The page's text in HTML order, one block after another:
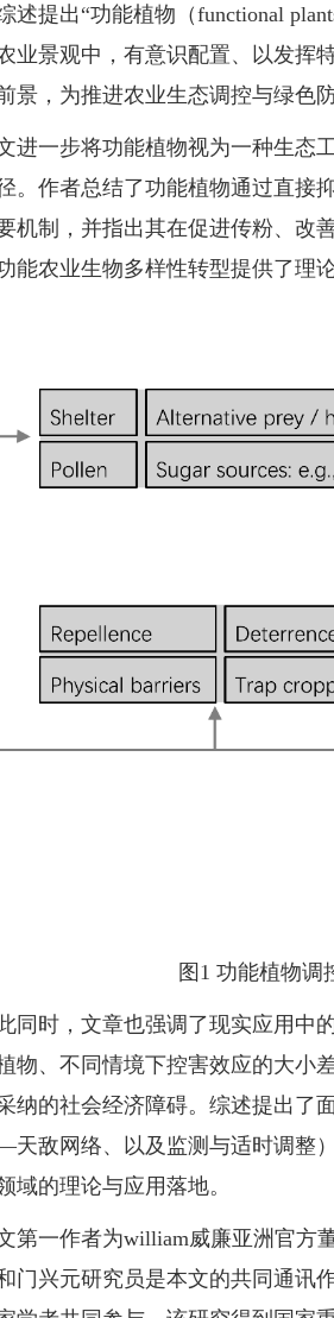
述提出“功能植物（functional
业景观中，有意识配置、以发挥
景，为推进农业生态调控与绿色
步将功能植物视为一种生态工
。作者总结了功能植物通过直接
机制，并指出其在促进传粉、改
能农业生物多样性转型提供了理论
图1 功能植物调
，文章也强调了现实应用中的
物、不同情境下控害效应的大小
纳的社会经济障碍。综述提出了
敌网络、以及监测与适时调整
域的理论与应用落地。
作者为william威廉亚洲官方董
门兴元研究员是本文的共同通讯